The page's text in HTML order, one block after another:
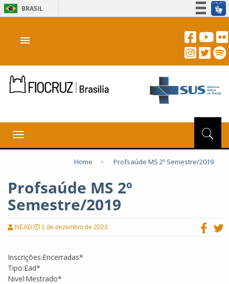
BRASIL
Acesso à informação
Canais
menu
Toggle
navigation
Home > Profsaúde MS 2º Semestre/2019
Profsaúde MS 2º
Semestre/2019
NEAD 1 de dezembro de 2023
Inscrições:Encerradas*
Tipo:Ead*
Nivel:Mestrado*